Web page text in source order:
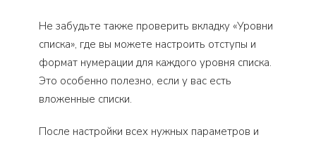
Не забудьте также проверить вкладку «Уровни
списка», где вы можете настроить отступы и
формат нумерации для каждого уровня списка.
Это особенно полезно, если у вас есть
вложенные списки.
После настройки всех нужных параметров и